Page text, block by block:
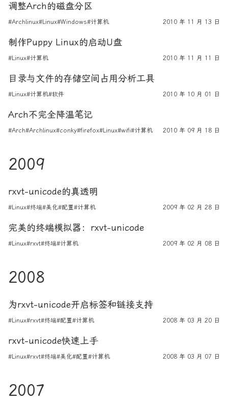
调整Arch的磁盘分区
#Archlinux#Linux#Windows#计算机 2010 年 11 月 13 日
制作Puppy Linux的启动U盘
#Linux#计算机 2010 年 11 月 11 日
目录与文件的存储空间占用分析工具
#Linux#计算机#软件 2010 年 10 月 01 日
Arch不完全降温笔记
#Arch#Archlinux#conky#firefox#Linux#wifi#计算机 2010 年 09 月 18 日
2009
rxvt-unicode的真透明
#Linux#终端#美化#配置#计算机 2009 年 02 月 28 日
完美的终端模拟器：rxvt-unicode
#Linux#rxvt#终端#计算机 2009 年 02 月 08 日
2008
为rxvt-unicode开启标签和链接支持
#Linux#rxvt#终端#配置#计算机 2008 年 03 月 20 日
rxvt-unicode快速上手
#Linux#rxvt#终端#美化#配置#计算机 2008 年 03 月 07 日
2007